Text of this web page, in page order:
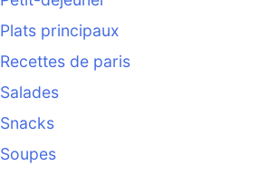
Plats principaux
Recettes de paris
Salades
Snacks
Soupes